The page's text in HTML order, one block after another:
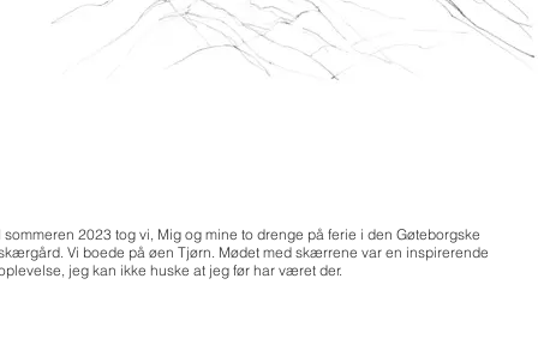
sommeren 2023 tog vi, Mig og mine to drenge på ferie i den Gøteborgske
Vi boede på øen Tjørn. Mødet med skærrene var en inspirerende
jeg kan ikke huske at jeg før har været der.